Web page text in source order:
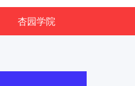
杏园学院